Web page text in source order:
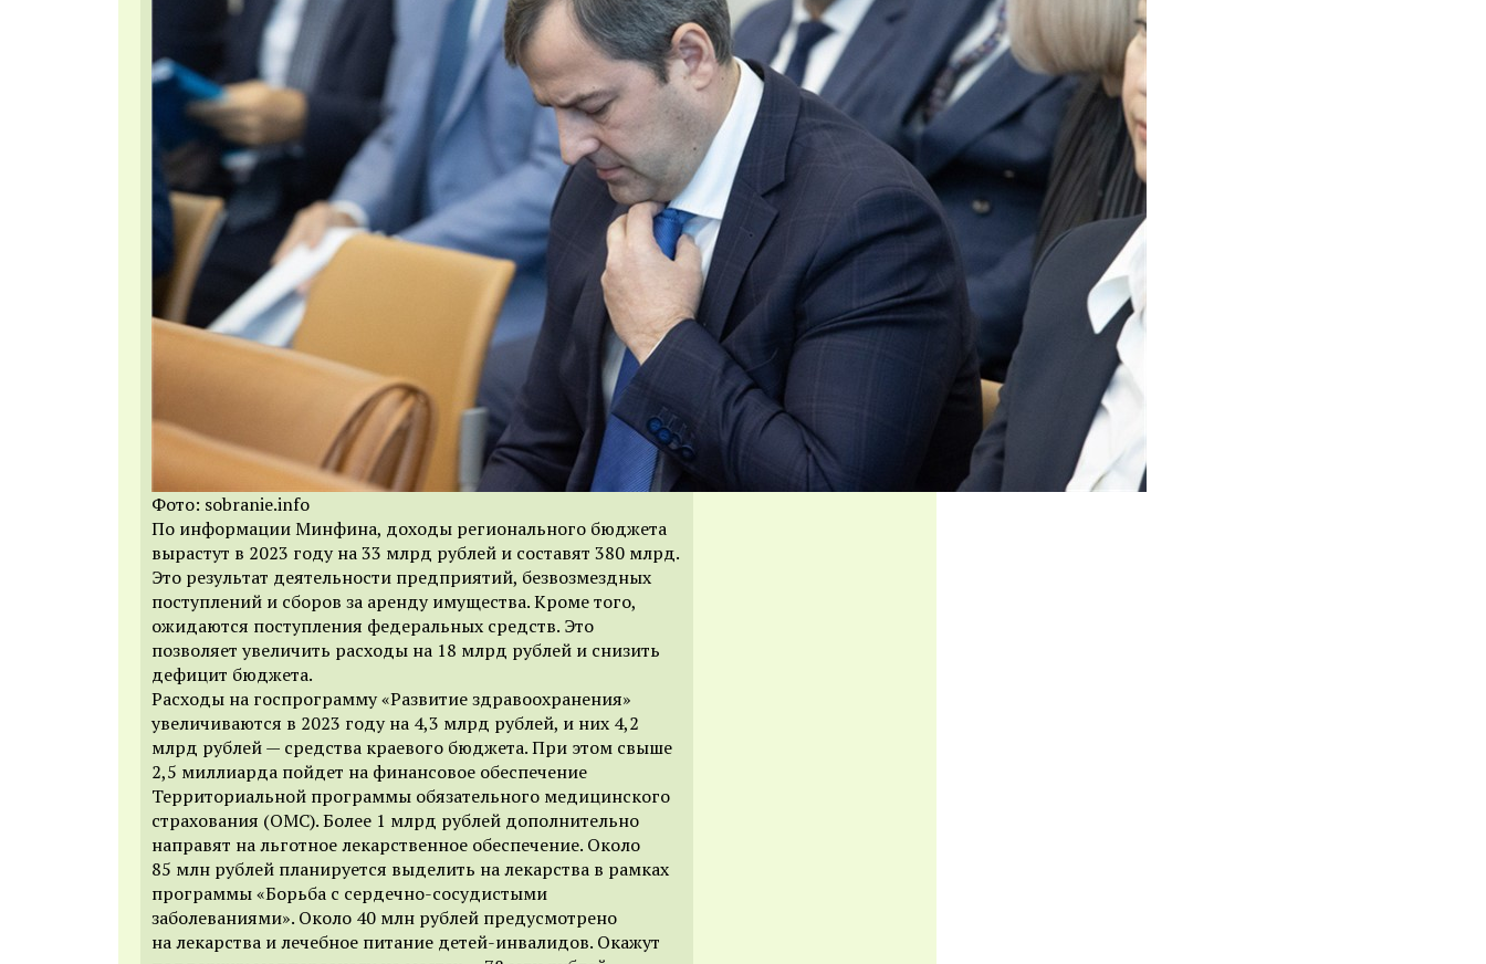
Фото: sobranie.info
По информации Минфина, доходы регионального бюджета
вырастут в 2023 году на 33 млрд рублей и составят 380 млрд.
Это результат деятельности предприятий, безвозмездных
поступлений и сборов за аренду имущества. Кроме того,
ожидаются поступления федеральных средств. Это
позволяет увеличить расходы на 18 млрд рублей и снизить
дефицит бюджета.
Расходы на госпрограмму «Развитие здравоохранения»
увеличиваются в 2023 году на 4,3 млрд рублей, и них 4,2
млрд рублей — средства краевого бюджета. При этом свыше
2,5 миллиарда пойдет на финансовое обеспечение
Территориальной программы обязательного медицинского
страхования (ОМС). Более 1 млрд рублей дополнительно
направят на льготное лекарственное обеспечение. Около
85 млн рублей планируется выделить на лекарства в рамках
программы «Борьба с сердечно-сосудистыми
заболеваниями». Около 40 млн рублей предусмотрено
на лекарства и лечебное питание детей-инвалидов. Окажут